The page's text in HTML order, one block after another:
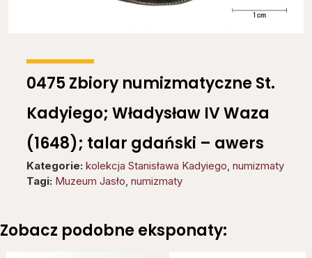
0475 Zbiory numizmatyczne St.
Kadyiego; Władysław IV Waza
(1648); talar gdański – awers
Kategorie: kolekcja Stanisława Kadyiego, numizmaty
Tagi: Muzeum Jasło, numizmaty
Zobacz podobne eksponaty: